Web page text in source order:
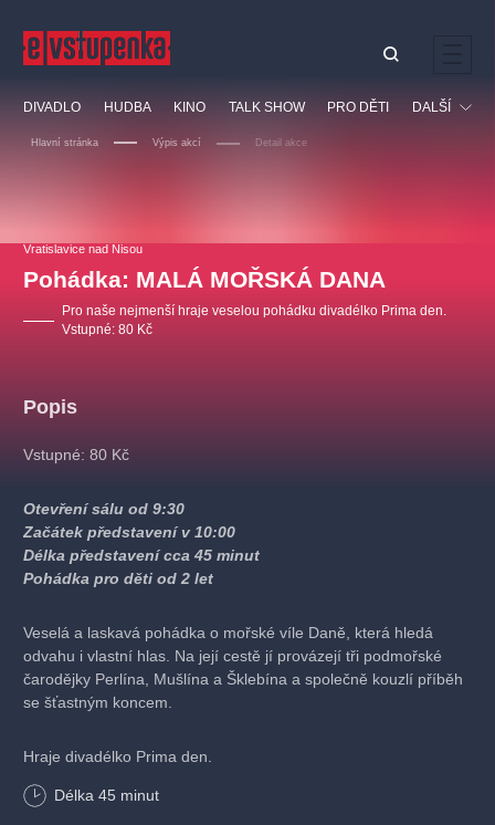
DIVADLO HUDBA KINO TALK SHOW PRO DĚTI DALŠÍ
Vzdělávací
Hlavní stránka Výpis akcí Detail akce
Vratislavice nad Nisou
Pohádka: MALÁ MOŘSKÁ DANA
Pro naše nejmenší hraje veselou pohádku divadélko Prima den.
Vstupné: 80 Kč
Popis
Vstupné: 80 Kč
Otevření sálu od 9:30
Začátek představení v 10:00
Délka představení cca 45 minut
Pohádka pro děti od 2 let
Veselá a laskavá pohádka o mořské víle Daně, která hledá
odvahu i vlastní hlas. Na její cestě jí provázejí tři podmořské
čarodějky Perlína, Mušlína a Šklebína a společně kouzlí příběh
se šťastným koncem.
Hraje divadélko Prima den.
Délka 45 minut
Nejnavštěvovanější
doporučujeme dfxs